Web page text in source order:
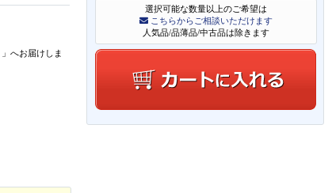
選択可能な数量以上のご希望は
こちらからご相談いただけます
人気品/品薄品/中古品は除きます
」 へお届けしま